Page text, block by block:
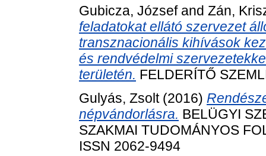
Gubicza, Józsefand Zán,
feladatokat ellátó szervezet
transznacionális kihívások
és rendvédelmi
területén. FELDERÍTŐ
Gulyás, Zsolt(2016)
népvándorlásra. BELÜGYI
SZAKMAI TUDOMÁNYOS
ISSN 2062-9494